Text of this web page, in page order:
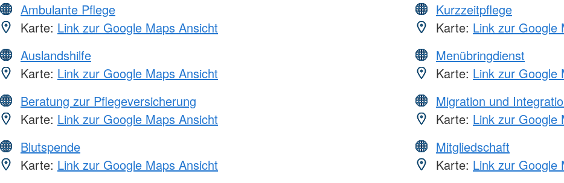
Ambulante Pflege
Karte: Link zur Google Maps Ansicht
Auslandshilfe
Karte: Link zur Google Maps Ansicht
Beratung zur Pflegeversicherung
Karte: Link zur Google Maps Ansicht
Blutspende
Karte: Link zur Google Maps Ansicht
Kurzzeitpflege
Karte: Link zur Google
Menübringdienst
Karte: Link zur Google
Migration und
Karte: Link zur Google
Mitgliedschaft
Karte: Link zur Google